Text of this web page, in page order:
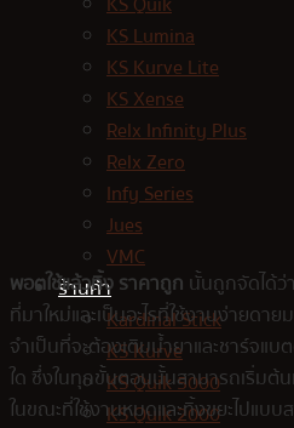
KS Lumina
KS Kurve Lite
KS Xense
Relx Infinity Plus
Relx Zero
Infy Series
Jues
VMC
ร้านค้า
Kardinal Stick
KS Kurve
KS Quik 5000
KS Quik 2000
พอตใช้แล้วทิ้ง ราคาถูก นั้นถูกจัดได้ว่
ที่มาใหม่และเป็นอะไรที่ใช้งานง่ายดา
จำเป็นที่จะต้องเติมน้ำยาและชาร์จแ
ใด ซึ่งในทุกขั้นตอนนั้นสามารถเริ่มต้
ในขณะที่ใช้งานหมดและทิ้งขยะไปแบ